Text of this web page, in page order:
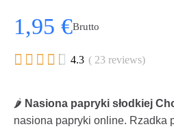
1,95 €Brutto
     4.3 ( 23 reviews)
🌶️ Nasiona papryki słodkiej
nasiona papryki online. Rzadka